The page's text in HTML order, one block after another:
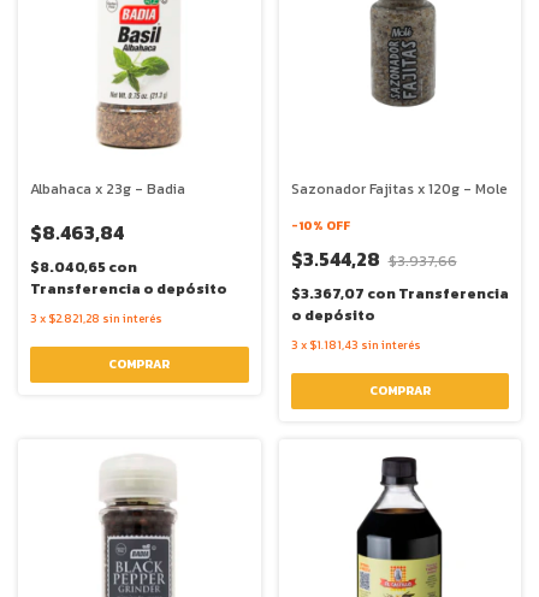
Albahaca x 23g - Badia
$8.463,84
$8.040,65con
Transferencia o depósito
3 x $2.821,28 sin interés
Sazonador Fajitas x 120g - Mole
-10% OFF
$3.544,28 $3.937,66
$3.367,07 conTransferencia
o depósito
3 x $1.181,43 sin interés